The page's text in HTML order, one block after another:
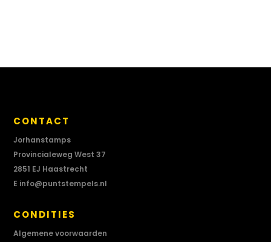
CONTACT
Jorhanstamps
Provincialeweg West 37
2851 EJ Haastrecht
E info@puntstempels.nl
CONDITIES
Algemene voorwaarden